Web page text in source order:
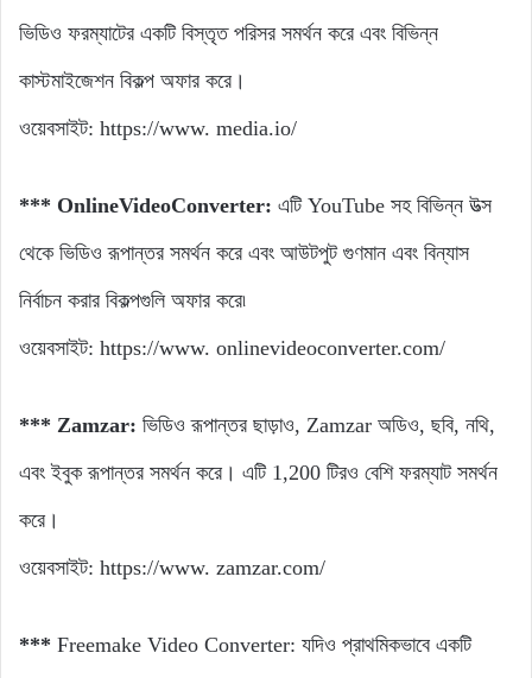
ভিডিও ফরম্যাটের একটি বিস্তৃত পরিসর সমর্থন করে এবং বিভিন্ন
কাস্টমাইজেশন বিকল্প অফার করে।
ওয়েবসাইট: https://www. media.io/
*** OnlineVideoConverter: এটি YouTube সহ বিভিন্ন উত্স
থেকে ভিডিও রূপান্তর সমর্থন করে এবং আউটপুট গুণমান এবং বিন্যাস
নির্বাচন করার বিকল্পগুলি অফার করে৷
ওয়েবসাইট: https://www. onlinevideoconverter.com/
*** Zamzar: ভিডিও রূপান্তর ছাড়াও, Zamzar অডিও, ছবি, নথি,
এবং ইবুক রূপান্তর সমর্থন করে। এটি 1,200 টিরও বেশি ফরম্যাট সমর্থন
করে।
ওয়েবসাইট: https://www. zamzar.com/
*** Freemake Video Converter: যদিও প্রাথমিকভাবে একটি